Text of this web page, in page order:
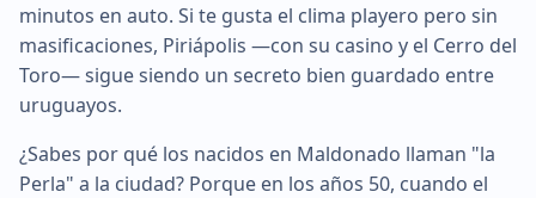
minutos en auto. Si te gusta el clima playero pero sin
masificaciones, Piriápolis —con su casino y el Cerro del
Toro— sigue siendo un secreto bien guardado entre
uruguayos.
¿Sabes por qué los nacidos en Maldonado llaman "la
Perla" a la ciudad? Porque en los años 50, cuando el